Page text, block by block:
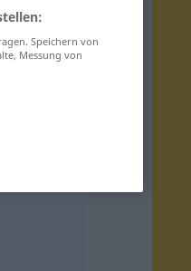
Speichern von
Messung von